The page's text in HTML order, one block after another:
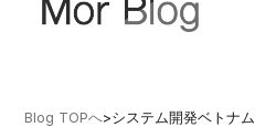
Blog TOPへ>システム開発ベトナム